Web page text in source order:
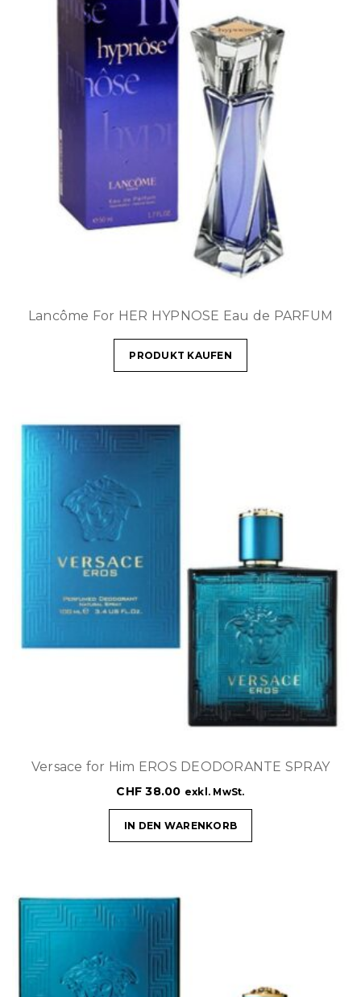
Lancôme For HER HYPNOSE Eau de PARFUM
PRODUKT KAUFEN
Versace for Him EROS DEODORANTE SPRAY
CHF 38.00 exkl. MwSt.
IN DEN WARENKORB